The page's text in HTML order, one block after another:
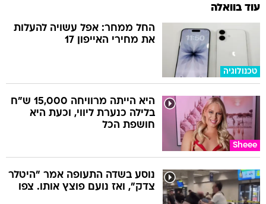
עוד בוואלה
טכנולוגיה
החל ממחר: אפל עשויה להעלות
את מחירי האייפון 17
Sheee
היא הייתה מרוויחה 15,000 ש"ח
בלילה כנערת ליווי, וכעת היא
חושפת הכל
נוסע בשדה התעופה אמר "היטלר
צדק", ואז נועם פוצץ אותו. צפו